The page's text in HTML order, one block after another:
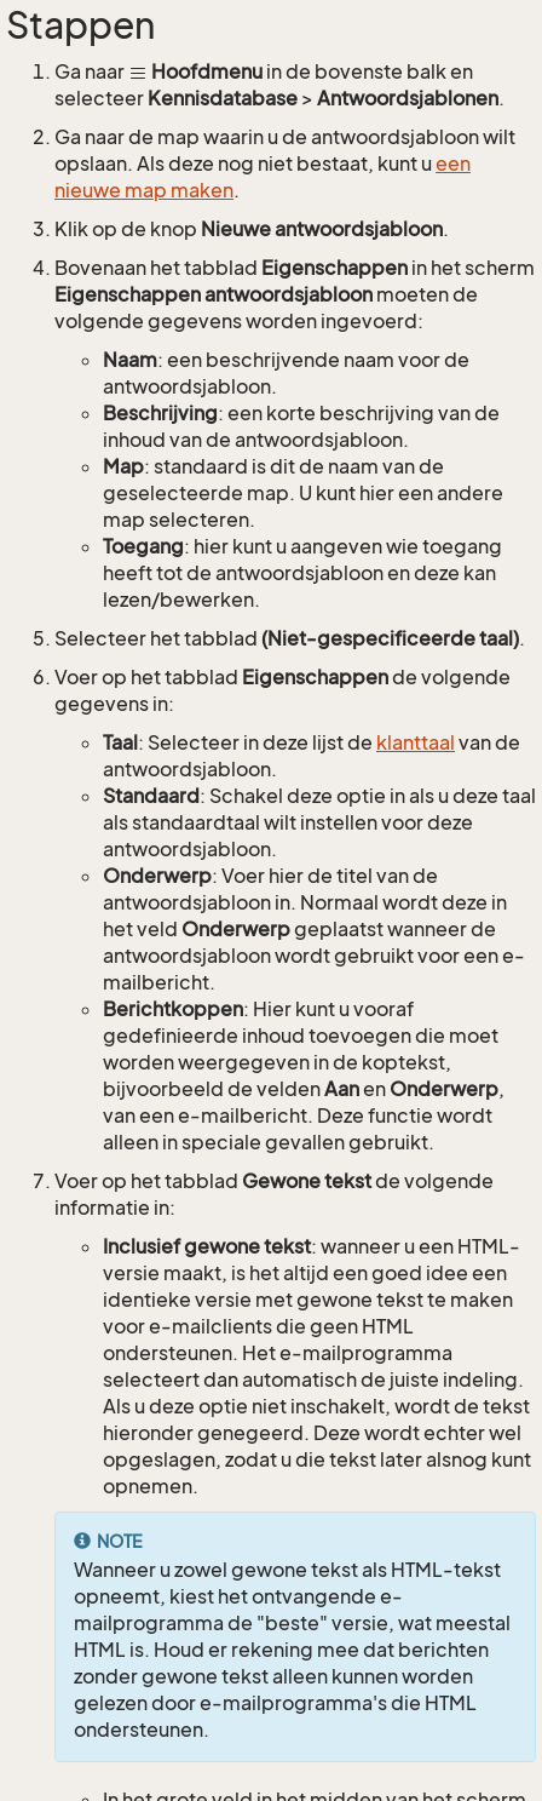
Stappen
Ga naar Hoofdmenu in de bovenste balk en
selecteer Kennisdatabase > Antwoordsjablonen.
Ga naar de map waarin u de antwoordsjabloon wilt
opslaan. Als deze nog niet bestaat, kunt ueen
nieuwe map maken.
Klik op de knop Nieuwe antwoordsjabloon.
Bovenaan het tabblad Eigenschappen in het scherm
Eigenschappen antwoordsjabloon moeten de
volgende gegevens worden ingevoerd:
Naam: een beschrijvende naam voor de
antwoordsjabloon.
Beschrijving: een korte beschrijving van de
inhoud van de antwoordsjabloon.
Map: standaard is dit de naam van de
geselecteerde map. U kunt hier een andere
map selecteren.
Toegang: hier kunt u aangeven wie toegang
heeft tot de antwoordsjabloon en deze kan
lezen/bewerken.
Selecteer het tabblad (Niet-gespecificeerde taal).
Voer op het tabblad Eigenschappende volgende
gegevens in:
Taal: Selecteer in deze lijst de klanttaal van de
antwoordsjabloon.
Standaard: Schakel deze optie in als u deze taal
als standaardtaal wilt instellen voor deze
antwoordsjabloon.
Onderwerp: Voer hier de titel van de
antwoordsjabloon in. Normaal wordt deze in
het veld Onderwerpgeplaatst wanneer de
antwoordsjabloon wordt gebruikt voor een e-
mailbericht.
Berichtkoppen: Hier kunt u vooraf
gedefinieerde inhoud toevoegen die moet
worden weergegeven in de koptekst,
bijvoorbeeld de veldenAanen Onderwerp,
van een e-mailbericht. Deze functie wordt
alleen in speciale gevallen gebruikt.
Voer op het tabblad Gewone tekstde volgende
informatie in:
Inclusief gewone tekst: wanneer u een HTML-
versie maakt, is het altijd een goed idee een
identieke versie met gewone tekst te maken
voor e-mailclients die geen HTML
ondersteunen. Het e-mailprogramma
selecteert dan automatisch de juiste indeling.
Als u deze optie niet inschakelt, wordt de tekst
hieronder genegeerd. Deze wordt echter wel
opgeslagen, zodat u die tekst later alsnog kunt
opnemen.
NOTE
Wanneer u zowel gewone tekst als HTML-tekst
opneemt, kiest het ontvangende e-
mailprogramma de "beste" versie, wat meestal
HTML is. Houd er rekening mee dat berichten
zonder gewone tekst alleen kunnen worden
gelezen door e-mailprogramma's die HTML
ondersteunen.